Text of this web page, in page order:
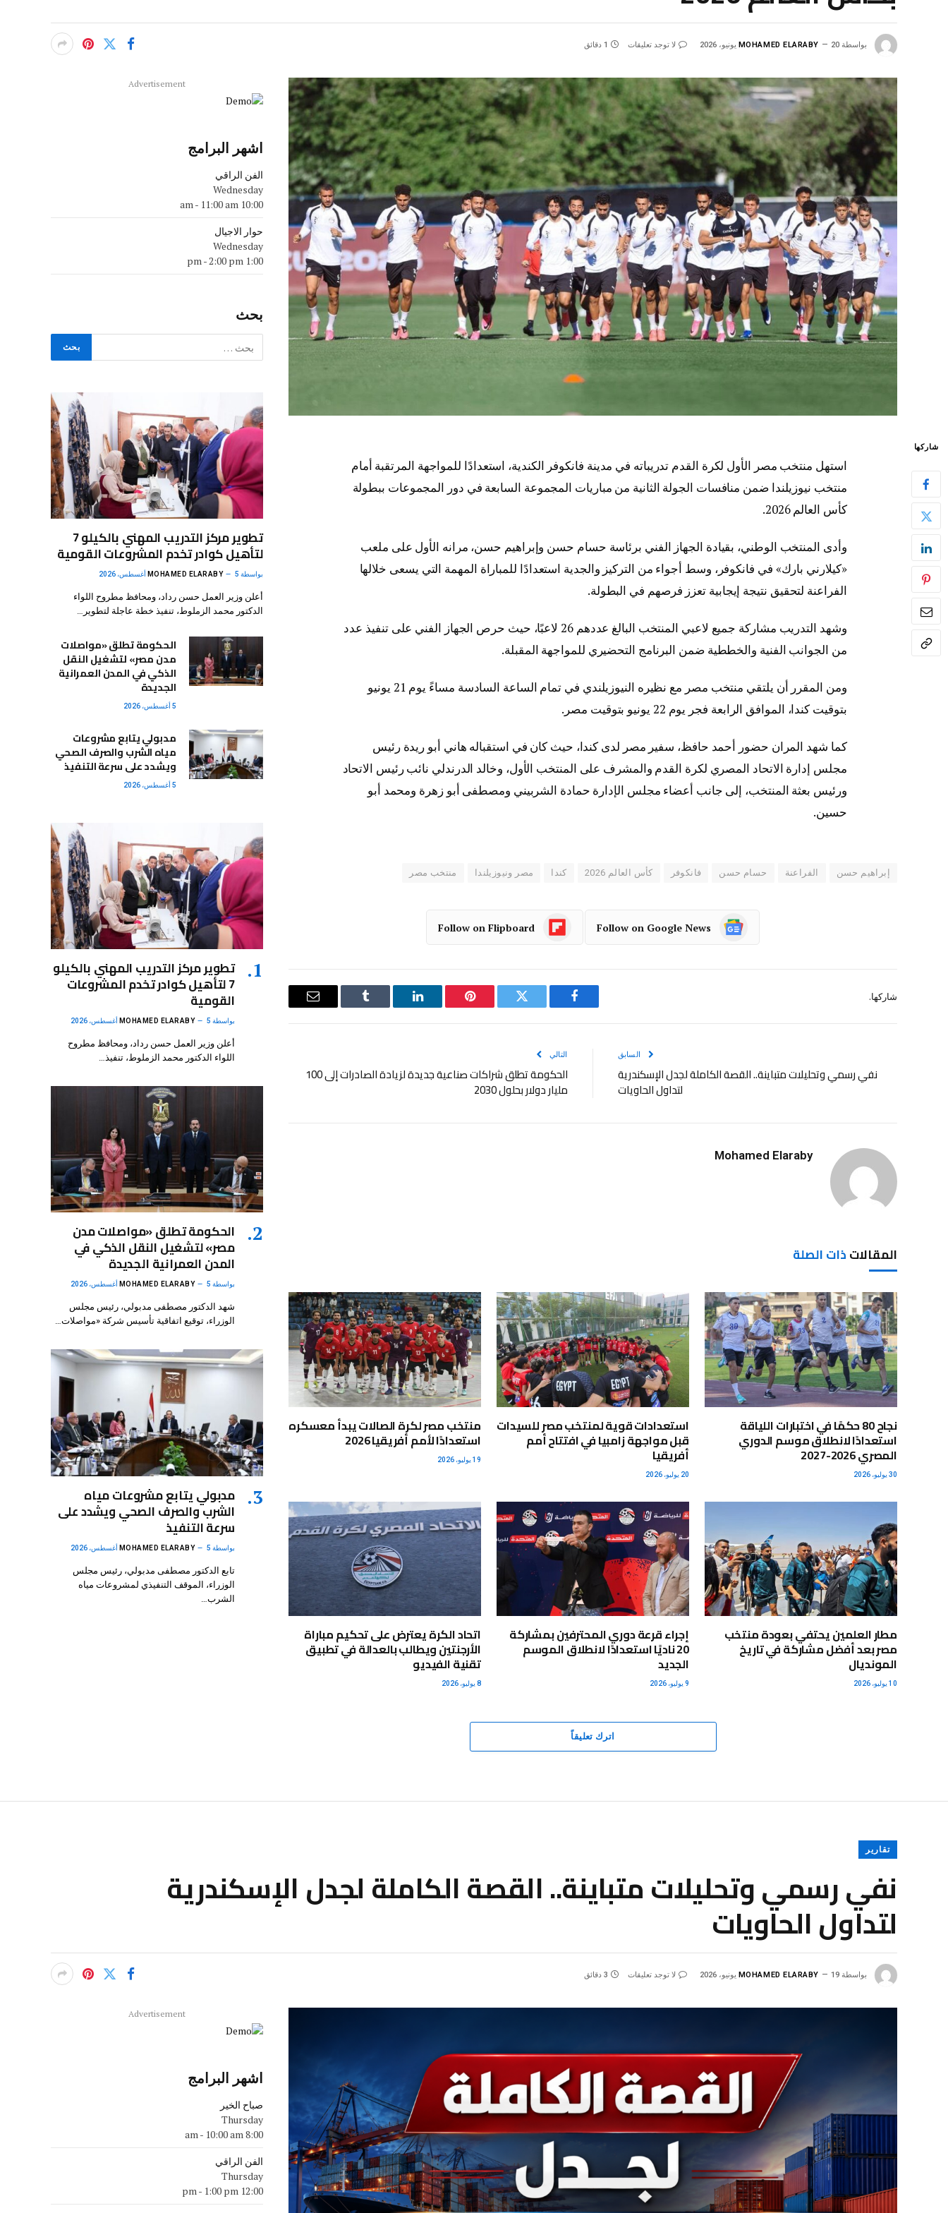
بواسطة MOHAMED ELARABY 20 يونيو، 2026 لا توجد تعليقات 1 دقائق
شاركها
استهل منتخب مصر الأول لكرة القدم تدريباته في مدينة فانكوفر الكندية، استعدادًا للمواجهة المرتقبة أمام
منتخب نيوزيلندا ضمن منافسات الجولة الثانية من مباريات المجموعة السابعة في دور المجموعات ببطولة
كأس العالم 2026.
وأدى المنتخب الوطني، بقيادة الجهاز الفني برئاسة حسام حسن وإبراهيم حسن، مرانه الأول على ملعب
«كيلارني بارك» في فانكوفر، وسط أجواء من التركيز والجدية استعدادًا للمباراة المهمة التي يسعى خلالها
الفراعنة لتحقيق نتيجة إيجابية تعزز فرصهم في البطولة.
وشهد التدريب مشاركة جميع لاعبي المنتخب البالغ عددهم 26 لاعبًا، حيث حرص الجهاز الفني على تنفيذ عدد
من الجوانب الفنية والخططية ضمن البرنامج التحضيري للمواجهة المقبلة.
ومن المقرر أن يلتقي منتخب مصر مع نظيره النيوزيلندي في تمام الساعة السادسة مساءً يوم 21 يونيو
بتوقيت كندا، الموافق الرابعة فجر يوم 22 يونيو بتوقيت مصر.
كما شهد المران حضور أحمد حافظ، سفير مصر لدى كندا، حيث كان في استقباله هاني أبو ريدة رئيس
مجلس إدارة الاتحاد المصري لكرة القدم والمشرف على المنتخب الأول، وخالد الدرندلي نائب رئيس الاتحاد
ورئيس بعثة المنتخب، إلى جانب أعضاء مجلس الإدارة حمادة الشربيني ومصطفى أبو زهرة ومحمد أبو
حسين.
إبراهيم حسن الفراعنة حسام حسن فانكوفر كأس العالم 2026 كندا مصر ونيوزيلندا منتخب مصر
Follow on Google News
Follow on Flipboard
شاركها.
فيسبوك
تويتر بينتيريستلينكدإن Tumblr
البريد
السابق
نفي رسمي وتحليلات متباينة.. القصة الكاملة لجدل الإسكندرية
لتداول الحاويات
التالي
الحكومة تطلق شراكات صناعية جديدة لزيادة الصادرات إلى 100
مليار دولار بحلول 2030
Mohamed Elaraby
المقالاتذات الصلة
نجاح 80 حكمًا في اختبارات اللياقة
استعدادًا لانطلاق موسم الدوري
المصري 2026-2027
30 يوليو، 2026
استعدادات قوية لمنتخب مصر للسيدات
قبل مواجهة زامبيا في افتتاح أمم
أفريقيا
20 يوليو، 2026
منتخب مصر لكرة الصالات يبدأ معسكره
استعدادًا لأمم أفريقيا 2026
19 يوليو، 2026
مطار العلمين يحتفي بعودة منتخب
مصر بعد أفضل مشاركة في تاريخ
المونديال
10 يوليو، 2026
إجراء قرعة دوري المحترفين بمشاركة
20 ناديًا استعدادًا لانطلاق الموسم
الجديد
9 يوليو، 2026
اتحاد الكرة يعترض على تحكيم مباراة
الأرجنتين ويطالب بالعدالة في تطبيق
تقنية الفيديو
8 يوليو، 2026
اترك تعليقاً
Advertisement
اشهر البرامج
الفن الراقي
Wednesday
10:00 am
- 11:00 am
حوار الاجيال
Wednesday
1:00 pm
-2:00 pm
بحث
تطوير مركز التدريب المهني بالكيلو 7
لتأهيل كوادر تخدم المشروعات القومية
بواسطة MOHAMED ELARABY 5 أغسطس، 2026
أعلن وزير العمل حسن رداد، ومحافظ مطروح اللواء
الدكتور محمد الزملوط، تنفيذ خطة عاجلة لتطوير…
الحكومة تطلق «مواصلات
مدن مصر» لتشغيل النقل
الذكي في المدن العمرانية
الجديدة
5 أغسطس، 2026
مدبولي يتابع مشروعات
مياه الشرب والصرف الصحي
ويشدد على سرعة التنفيذ
5 أغسطس، 2026
تطوير مركز التدريب المهني بالكيلو
7 لتأهيل كوادر تخدم المشروعات
القومية
بواسطة MOHAMED ELARABY 5 أغسطس، 2026
أعلن وزير العمل حسن رداد، ومحافظ مطروح
اللواء الدكتور محمد الزملوط، تنفيذ…
الحكومة تطلق «مواصلات مدن
مصر» لتشغيل النقل الذكي في
المدن العمرانية الجديدة
بواسطة MOHAMED ELARABY 5 أغسطس، 2026
شهد الدكتور مصطفى مدبولي، رئيس مجلس
الوزراء، توقيع اتفاقية تأسيس شركة «مواصلات…
مدبولي يتابع مشروعات مياه
الشرب والصرف الصحي ويشدد على
سرعة التنفيذ
بواسطة MOHAMED ELARABY 5 أغسطس، 2026
تابع الدكتور مصطفى مدبولي، رئيس مجلس
الوزراء، الموقف التنفيذي لمشروعات مياه
الشرب…
تقارير
نفي رسمي وتحليلات متباينة.. القصة الكاملة لجدل الإسكندرية
لتداول الحاويات
بواسطة MOHAMED ELARABY 19 يونيو، 2026 لا توجد تعليقات 3 دقائق
Advertisement
اشهر البرامج
صباح الخير
Thursday
8:00 am
- 10:00 am
الفن الراقي
Thursday
12:00 pm
- 1:00 pm